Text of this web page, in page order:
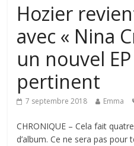
Hozier
avec « Nina
un nouvel
pertinent
7 septembre 2018 Emma
CHRONIQUE – Cela fait
d’album. Ce ne sera pas pour